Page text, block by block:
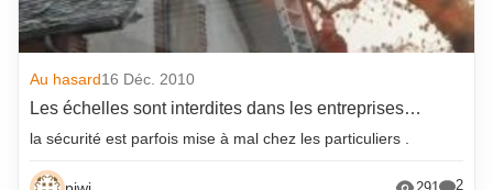
Au hasard16 Déc. 2010
Les échelles sont interdites dans les entreprises…
la sécurité est parfois mise à mal chez les particuliers .
2